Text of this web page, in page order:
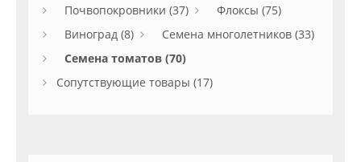
Почвопокровники (37)
Флоксы (75)
Виноград (8)
Семена многолетников (33)
Семена томатов (70)
Сопутствующие товары (17)